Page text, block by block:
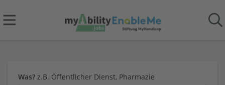
Was? z.B. Öffentlicher Dienst, Pharmazie